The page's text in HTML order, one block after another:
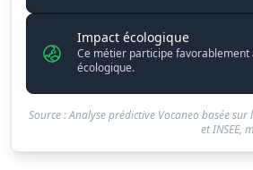
Impact écologique
Ce métier participe favorablement
écologique.
Source : Analyse prédictive Vocaneo basée sur
et INSEE,